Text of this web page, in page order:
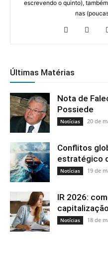
escrevendo o quinto),
nas
Últimas Matérias
Nota de
Possiede
Notícias 20 de
Conflitos
estratégico
Notícias 19 de
IR 2026:
Notícias 18 de